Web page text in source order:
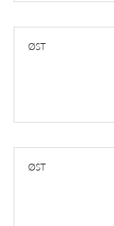
ØST
ØST